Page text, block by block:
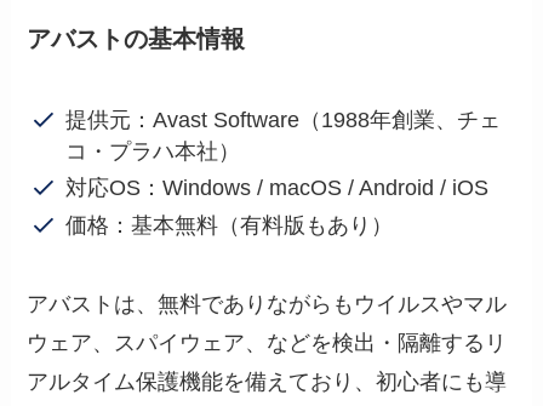
アバストの基本情報
提供元：Avast Software（1988年創業、チェ
コ・プラハ本社）
対応OS：Windows / macOS / Android / iOS
価格：基本無料（有料版もあり）
アバストは、無料でありながらもウイルスやマル
ウェア、スパイウェア、などを検出・隔離するリ
アルタイム保護機能を備えており、初心者にも導